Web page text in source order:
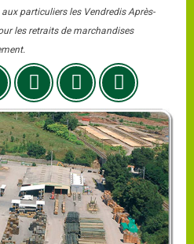
aux particuliers les Vendredis Après-
les retraits de marchandises